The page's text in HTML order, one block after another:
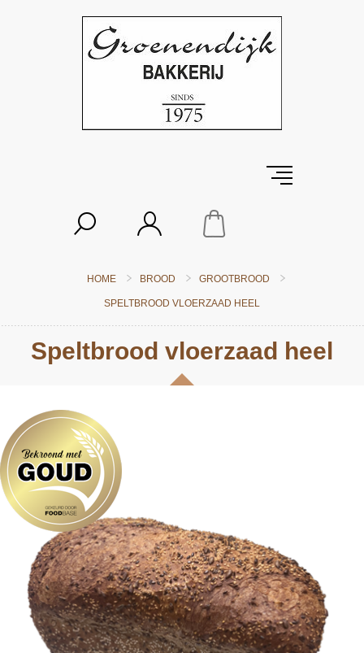
HOME BROOD GROOTBROOD
SPELTBROOD VLOERZAAD HEEL
Speltbrood vloerzaad heel